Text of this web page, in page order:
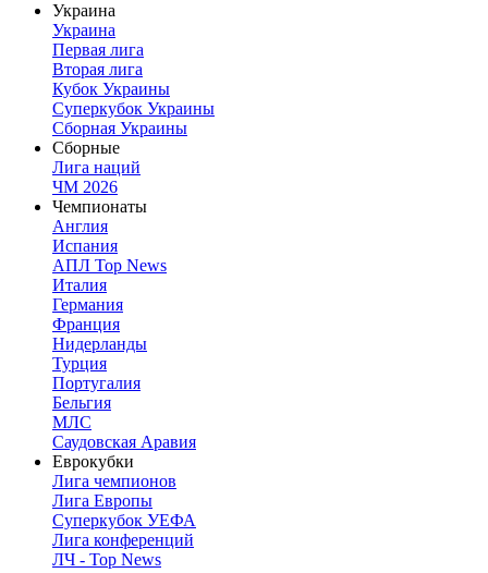
Украина
Украина
Первая лига
Вторая лига
Кубок Украины
Суперкубок Украины
Сборная Украины
Сборные
Лига наций
ЧМ 2026
Чемпионаты
Англия
Испания
АПЛ Top News
Италия
Германия
Франция
Нидерланды
Турция
Португалия
Бельгия
МЛС
Саудовская Аравия
Еврокубки
Лига чемпионов
Лига Европы
Суперкубок УЕФА
Лига конференций
ЛЧ - Top News